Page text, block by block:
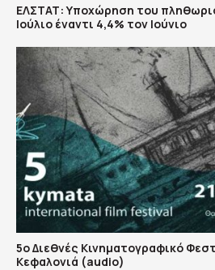
ΕΛΣΤΑΤ: Υποχώρηση του
Ιούλιο έναντι 4,4% τον Ιούνιο
5ο Διεθνές Κινηματογραφικό
Κεφαλονιά (audio)